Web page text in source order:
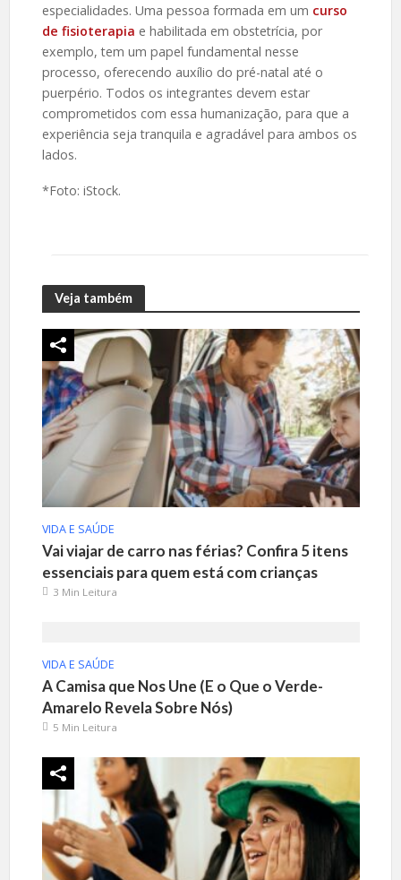
especialidades. Uma pessoa formada em um curso
de fisioterapia e habilitada em obstetrícia, por
exemplo, tem um papel fundamental nesse
processo, oferecendo auxílio do pré-natal até o
puerpério. Todos os integrantes devem estar
comprometidos com essa humanização, para que a
experiência seja tranquila e agradável para ambos os
lados.
*Foto: iStock.
Veja também
VIDA E SAÚDE
Vai viajar de carro nas férias? Confira 5 itens
essenciais para quem está com crianças
3 Min Leitura
VIDA E SAÚDE
A Camisa que Nos Une (E o Que o Verde-
Amarelo Revela Sobre Nós)
5 Min Leitura